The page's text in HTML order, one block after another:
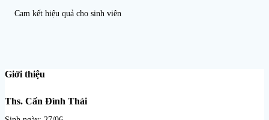
Cam kết hiệu quả cho sinh viên
Giới thiệu
Ths. Cấn Đình Thái